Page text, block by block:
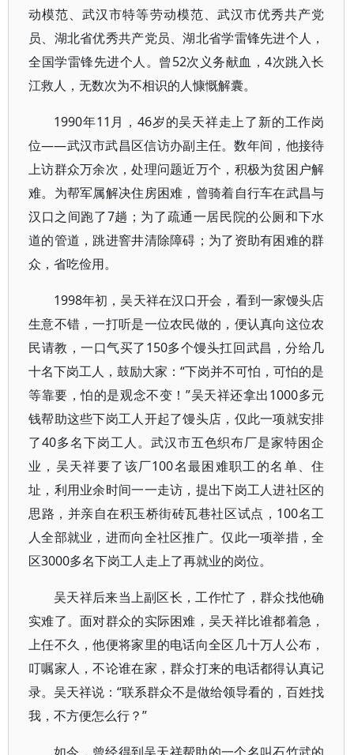
动模范、武汉市特等劳动模范、武汉市优秀共产党
员、湖北省优秀共产党员、湖北省学雷锋先进个人，
全国学雷锋先进个人。曾52次义务献血，4次跳入长
江救人，无数次为不相识的人慷慨解囊。
1990年11月，46岁的吴天祥走上了新的工作岗
位——武汉市武昌区信访办副主任。数年间，他接待
上访群众万余次，处理问题近万个，积极为贫困户解
难。为帮军属解决住房困难，曾骑着自行车在武昌与
汉口之间跑了7趟；为了疏通一居民院的公厕和下水
道的管道，跳进窨井清除障碍；为了资助有困难的群
众，省吃俭用。
1998年初，吴天祥在汉口开会，看到一家馒头店
生意不错，一打听是一位农民做的，便认真向这位农
民请教，一口气买了150多个馒头扛回武昌，分给几
十名下岗工人，鼓励大家：“下岗并不可怕，可怕的是
等靠要，怕的是观念不变！”吴天祥还拿出1000多元
钱帮助这些下岗工人开起了馒头店，仅此一项就安排
了40多名下岗工人。武汉市五色织布厂是家特困企
业，吴天祥要了该厂100名最困难职工的名单、住
址，利用业余时间一一走访，提出下岗工人进社区的
思路，并亲自在积玉桥街砖瓦巷社区试点，100名工
人全部就业，进而向全社区推广。仅此一项举措，全
区3000多名下岗工人走上了再就业的岗位。
吴天祥后来当上副区长，工作忙了，群众找他确
实难了。面对群众的实际困难，吴天祥比谁都着急，
上任不久，他便将家里的电话向全区几十万人公布，
叮嘱家人，不论谁在家，群众打来的电话都得认真记
录。吴天祥说：“联系群众不是做给领导看的，百姓找
我，不方便怎么行？”